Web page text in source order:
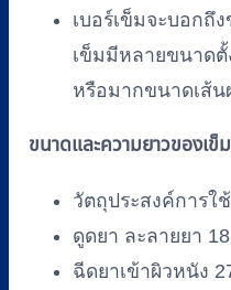
เบอร์เข็มจะบอกถึ
เข็มมีหลายขนาดตั้
หรือมากขนาดเส้น
ขนาดและความยาวของเ
วัตถุประสงค์การใ
ดูดยา ละลายยา
ฉีดยาเข้าผิวหนัง